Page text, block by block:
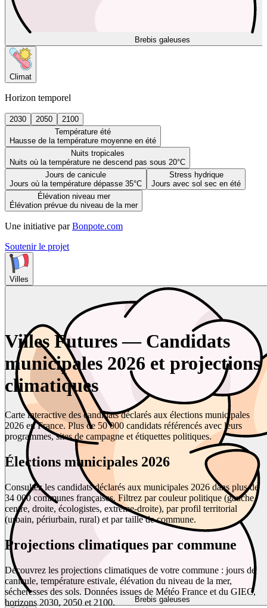
Brebis galeuses
Climat
Horizon temporel
2030 2050
2100
Température été
Hausse de la température moyenne en été
Nuits tropicales
Nuits où la température ne descend pas sous 20°C
Jours de canicule
Jours où la température dépasse 35°C
Stress hydrique
Jours avec sol sec en été
Élévation niveau mer
Élévation prévue du niveau de la mer
Une initiative par Bonpote.com
Soutenir le projet
Villes
Brebis galeuses
Villes Futures — Candidats
municipales 2026 et projections
climatiques
Carte interactive des candidats déclarés aux élections municipales
2026 en France. Plus de 50 000 candidats référencés avec leurs
programmes, sites de campagne et étiquettes politiques.
Élections municipales 2026
Consultez les candidats déclarés aux municipales 2026 dans plus de
34 000 communes françaises. Filtrez par couleur politique (gauche,
centre, droite, écologistes, extrême-droite), par profil territorial
(urbain, périurbain, rural) et par taille de commune.
Projections climatiques par commune
Découvrez les projections climatiques de votre commune : jours de
canicule, température estivale, élévation du niveau de la mer,
sécheresses des sols. Données issues de Météo France et du GIEC,
horizons 2030, 2050 et 2100.